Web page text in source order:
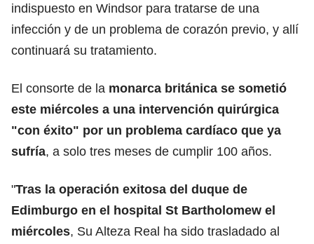
indispuesto en Windsor para tratarse de una
infección y de un problema de corazón previo, y allí
continuará su tratamiento.
El consorte de la monarca británica se sometió
este miércoles a una intervención quirúrgica
"con éxito" por un problema cardíaco que ya
sufría, a solo tres meses de cumplir 100 años.
"Tras la operación exitosa del duque de
Edimburgo en el hospital St Bartholomew el
miércoles, Su Alteza Real ha sido trasladado al